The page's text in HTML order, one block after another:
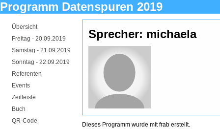
Programm Datenspuren 2019
Übersicht
Freitag - 20.09.2019
Samstag - 21.09.2019
Sonntag - 22.09.2019
Referenten
Events
Zeitleiste
Buch
QR-Code
Sprecher: michaela
Dieses Programm wurde mitfrab erstellt.